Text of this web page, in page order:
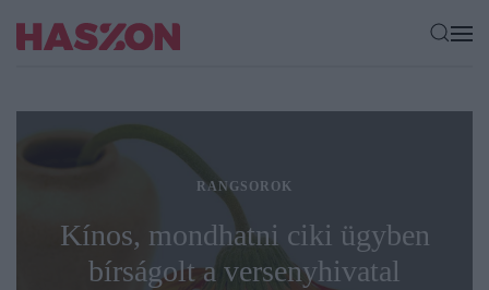
RANGSOROK
Kínos, mondhatni ciki ügyben
bírságolt a versenyhivatal